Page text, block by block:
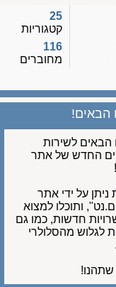
קטגוריות
116
מחוברים
לשירות
החדש של אתר
על ידי אתר
ותוכלו למצוא
חדשות, כמו גם
מהסלולרי